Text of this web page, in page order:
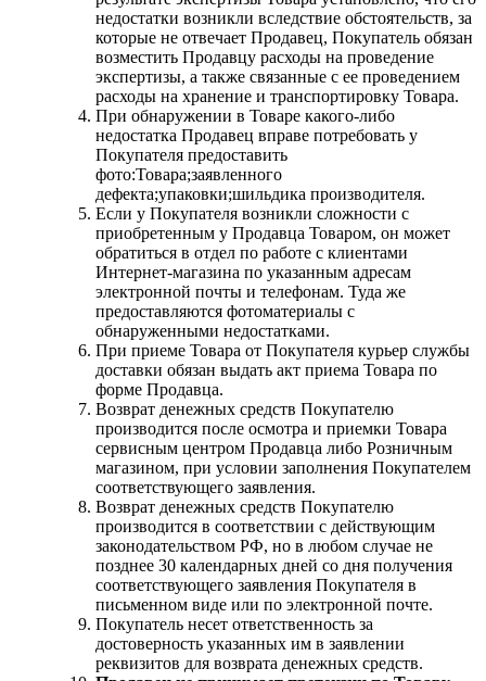
недостатки возникли вследствие обстоятельств, за
которые не отвечает Продавец, Покупатель обязан
возместить Продавцу расходы на проведение
экспертизы, а также связанные с ее проведением
расходы на хранение и транспортировку Товара.
При обнаружении в Товаре какого-либо
недостатка Продавец вправе потребовать у
Покупателя предоставить
фото:Товара;заявленного
дефекта;упаковки;шильдика производителя.
Если у Покупателя возникли сложности с
приобретенным у Продавца Товаром, он может
обратиться в отдел по работе с клиентами
Интернет-магазина по указанным адресам
электронной почты и телефонам. Туда же
предоставляются фотоматериалы с
обнаруженными недостатками.
При приеме Товара от Покупателя курьер службы
доставки обязан выдать акт приема Товара по
форме Продавца.
Возврат денежных средств Покупателю
производится после осмотра и приемки Товара
сервисным центром Продавца либо Розничным
магазином, при условии заполнения Покупателем
соответствующего заявления.
Возврат денежных средств Покупателю
производится в соответствии с действующим
законодательством РФ, но в любом случае не
позднее 30 календарных дней со дня получения
соответствующего заявления Покупателя в
письменном виде или по электронной почте.
Покупатель несет ответственность за
достоверность указанных им в заявлении
реквизитов для возврата денежных средств.